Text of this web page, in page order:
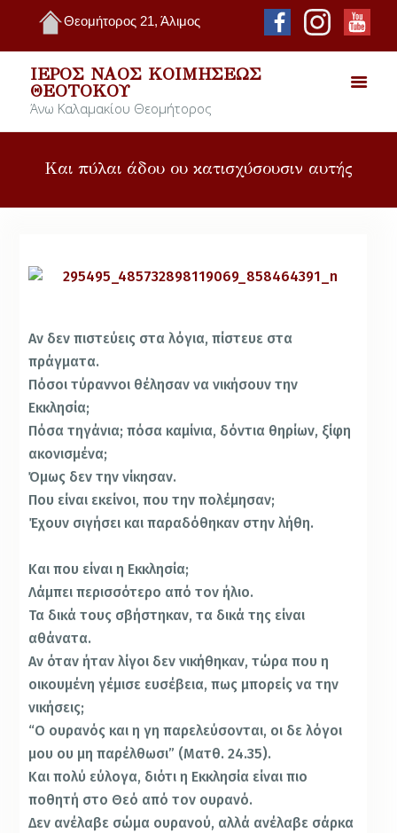
Θεομήτορος 21, Άλιμος
ΙΕΡΌΣ ΝΑΌΣ ΚΟΙΜΉΣΕΩΣ
ΘΕΟΤΌΚΟΥ
Άνω Καλαμακίου Θεομήτορος
Και πύλαι άδου ου κατισχύσουσιν αυτής
Αν δεν πιστεύεις στα λόγια, πίστευε στα
πράγματα.
Πόσοι τύραννοι θέλησαν να νικήσουν την
Εκκλησία;
Πόσα τηγάνια; πόσα καμίνια, δόντια θηρίων, ξίφη
ακονισμένα;
Όμως δεν την νίκησαν.
Που είναι εκείνοι, που την πολέμησαν;
Έχουν σιγήσει και παραδόθηκαν στην λήθη.
Και που είναι η Εκκλησία;
Λάμπει περισσότερο από τον ήλιο.
Τα δικά τους σβήστηκαν, τα δικά της είναι
αθάνατα.
Αν όταν ήταν λίγοι δεν νικήθηκαν, τώρα που η
οικουμένη γέμισε ευσέβεια, πως μπορείς να την
νικήσεις;
“Ο ουρανός και η γη παρελεύσονται, οι δε λόγοι
μου ου μη παρέλθωσι” (Ματθ. 24.35).
Και πολύ εύλογα, διότι η Εκκλησία είναι πιο
ποθητή στο Θεό από τον ουρανό.
Δεν ανέλαβε σώμα ουρανού, αλλά ανέλαβε σάρκα